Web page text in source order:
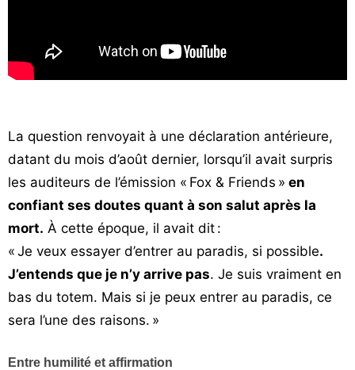
La question renvoyait à une déclaration antérieure,
datant du mois d’août dernier, lorsqu’il avait surpris
les auditeurs de l’émission « Fox & Friends » en
confiant ses doutes quant à son salut après la
mort. À cette époque, il avait dit :
« Je veux essayer d’entrer au paradis, si possible.
J’entends que je n’y arrive pas. Je suis vraiment en
bas du totem. Mais si je peux entrer au paradis, ce
sera l’une des raisons. »
Entre humilité et affirmation